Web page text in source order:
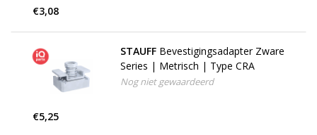
€3,08
STAUFF Bevestigingsadapter Zware
Series | Metrisch | Type CRA
Nog niet gewaardeerd
€5,25